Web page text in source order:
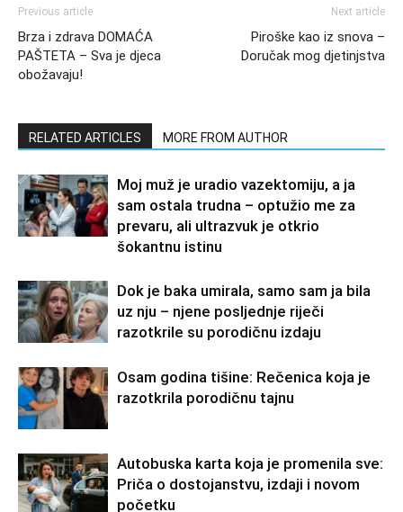
Previous article
Brza i zdrava DOMAĆA
PAŠTETA – Sva je djeca
obožavaju!
Next article
Piroške kao iz snova –
Doručak mog djetinjstva
RELATED ARTICLES MORE FROM AUTHOR
Moj muž je uradio vazektomiju, a ja
sam ostala trudna – optužio me za
prevaru, ali ultrazvuk je otkrio
šokantnu istinu
Dok je baka umirala, samo sam ja bila
uz nju – njene posljednje riječi
razotkrile su porodičnu izdaju
Osam godina tišine: Rečenica koja je
razotkrila porodičnu tajnu
Autobuska karta koja je promenila sve:
Priča o dostojanstvu, izdaji i novom
početku